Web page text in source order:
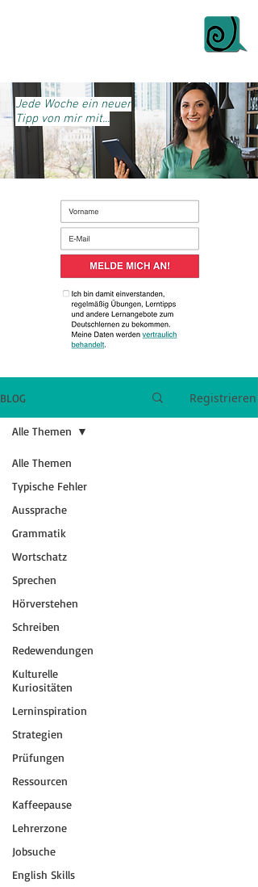
Jede Woche ein neuer
Tipp von mir mit...
BLOG Registrieren
Alle Themen
Typische Fehler
Aussprache
Grammatik
Wortschatz
Sprechen
Hörverstehen
Schreiben
Redewendungen
Kulturelle
Kuriositäten
Lerninspiration
Strategien
Prüfungen
Ressourcen
Kaffeepause
Lehrerzone
Jobsuche
English Skills
Alle Themen